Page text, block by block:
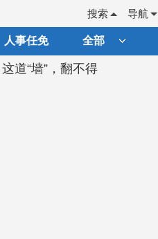
导航
搜索
人事任免 全部
道“墙”，翻不得